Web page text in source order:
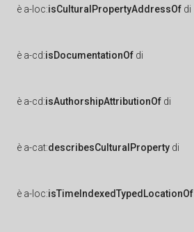
è a-loc:isCulturalPropertyAddressOf di
è a-cd:isDocumentationOf di
è a-cd:isAuthorshipAttributionOf di
è a-cat:describesCulturalProperty di
è a-loc:isTimeIndexedTypedLocationOf